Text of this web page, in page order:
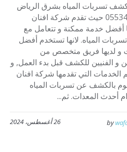
تسربات المياه بشرق الرياض
0553445129 حيث تقدم شركة افنان
أفضل خدمة ممكنة و تتعامل مع
المياه. لانها تستخدم أفضل
و لديها فريق متخصص من
و الفنيين للكشف قبل بدء العمل, و
الخدمات التي تقدمها شركة افنان
بالكشف عن تسربات المياه
أحدث المعدات. ثم...
26 أغسطس، 2024 by